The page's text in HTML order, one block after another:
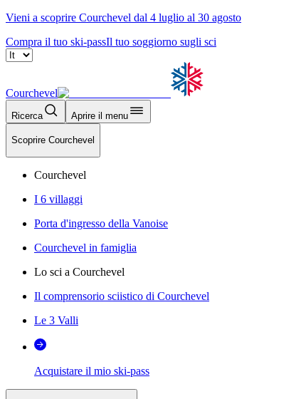
Vieni a scoprire Courchevel dal 4 luglio al 30 agosto
Compra il tuo ski-passIl tuo soggiorno sugli sci
Courchevel
Ricerca Aprire il menu
Scoprire Courchevel
Courchevel
I 6 villaggi
Porta d'ingresso della Vanoise
Courchevel in famiglia
Lo sci a Courchevel
Il comprensorio sciistico di Courchevel
Le 3 Valli
Acquistare il mio ski-pass